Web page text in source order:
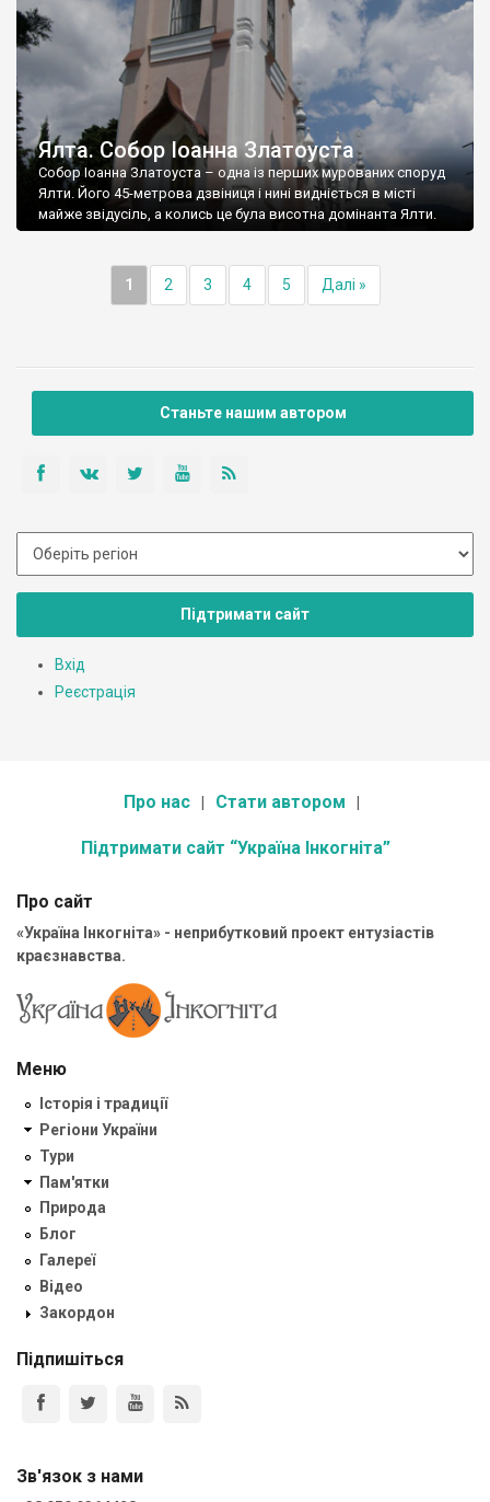
Ялта. Собор Іоанна Златоуста
Собор Іоанна Златоуста – одна із перших мурованих споруд
Ялти. Його 45-метрова дзвіниця і нині видніється в місті
майже звідусіль, а колись це була висотна домінанта Ялти.
1 2 3 4 5 Далі »
Станьте нашим автором
Підтримати сайт
Вхід
Реєстрація
Про нас Стати автором
Підтримати сайт “Україна Інкогніта”
Про сайт
«Україна Інкогніта» - неприбутковий проект ентузіастів
краєзнавства.
Меню
Історія і традиції
Регіони України
Тури
Пам'ятки
Природа
Блог
Галереї
Відео
Закордон
Підпишіться
Зв'язок з нами